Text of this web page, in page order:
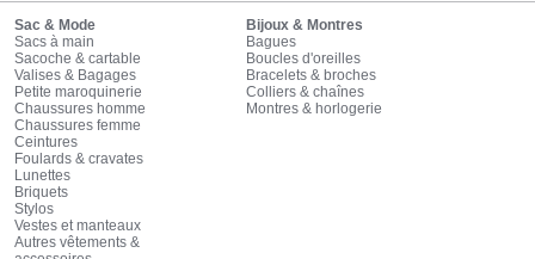
Sac & Mode
Sacs à main
Sacoche & cartable
Valises & Bagages
Petite maroquinerie
Chaussures homme
Chaussures femme
Ceintures
Foulards & cravates
Lunettes
Briquets
Stylos
Vestes et manteaux
Autres vêtements &
Bijoux & Montres
Bagues
Boucles d'oreilles
Bracelets & broches
Colliers & chaînes
Montres & horlogerie